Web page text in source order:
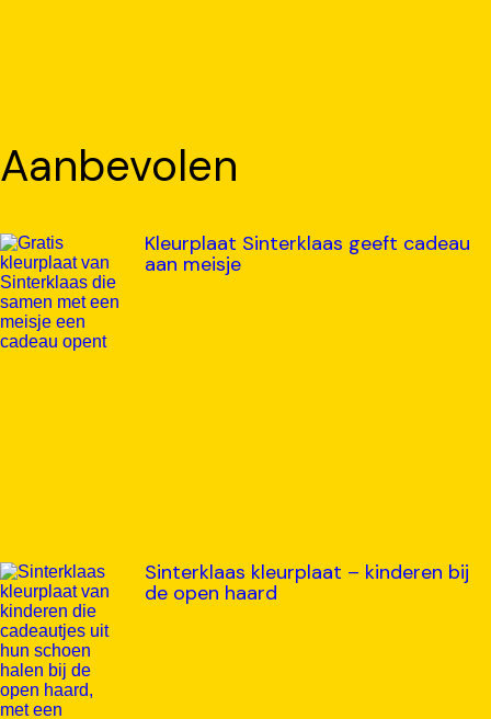
Aanbevolen
Kleurplaat Sinterklaas geeft cadeau
aan meisje
Sinterklaas kleurplaat – kinderen bij
de open haard